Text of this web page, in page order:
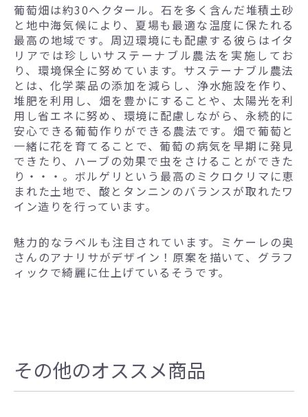
葡萄畑は約30ヘクタール。石を多く含んだ堆積土砂
と地中海気候により、夏場も最適な温度に保たれる
最高の地域です。周辺環境にも配慮する彼らはイタ
リアでは珍しいサステーナブル農法を実施してお
り、環境保全に努めています。サステーナブル農法
とは、化学薬品の添加を減らし、浄水施設を作り、
堆肥を利用し、畑を豊かにすることや、太陽光を利
用し省エネに努め、環境に配慮しながら、永続的に
安心できる葡萄作りができる農法です。畑で葡萄と
一緒に花を育てることで、葡萄の病気を早期に発見
できたり、ハーブの効果で虫をさけることができた
り・・・。ボルゲリという最高のミクロクリマに恵
まれた土地で、酸とタンニンのバランスが取れたワ
イン造りを行っています。
魅力的なラベルも注目されています。ミケーレの奥
さんのアナリサがデザイン！原案を描いて、グラフ
ィックで綺麗に仕上げているそうです。
その他のオススメ商品